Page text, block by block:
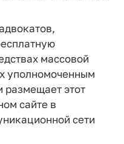
массовой
уполномоченным
размещает этот
сайте в
сети